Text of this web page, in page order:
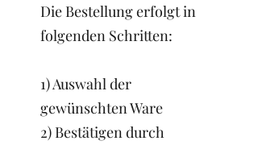
Die Bestellung erfolgt in
folgenden Schritten:
1) Auswahl der
gewünschten Ware
2) Bestätigen durch